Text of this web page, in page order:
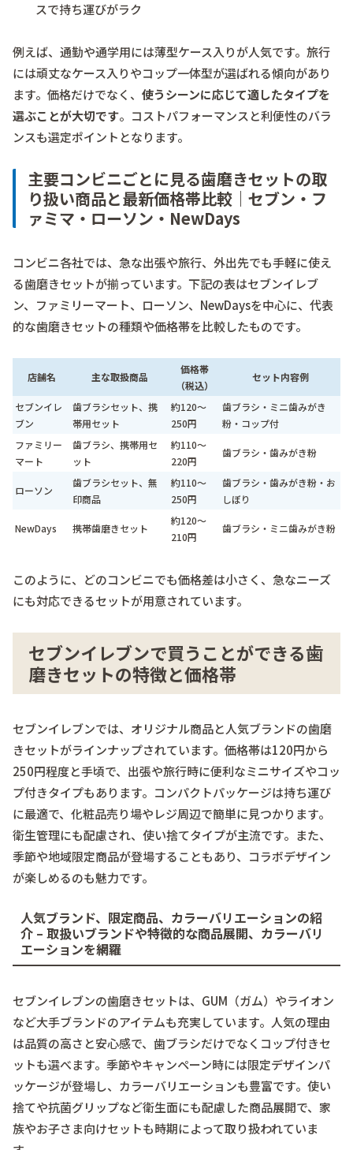
スで持ち運びがラク
例えば、通勤や通学用には薄型ケース入りが人気です。旅行
には頑丈なケース入りやコップ一体型が選ばれる傾向があり
ます。価格だけでなく、 使うシーンに応じて適したタイプを
選ぶことが大切です。コストパフォーマンスと利便性のバラ
ンスも選定ポイントとなります。
主要コンビニごとに見る歯磨きセットの取
り扱い商品と最新価格帯比較｜セブン・フ
ァミマ・ローソン・NewDays
コンビニ各社では、急な出張や旅行、外出先でも手軽に使え
る歯磨きセットが揃っています。下記の表はセブンイレブ
ン、ファミリーマート、ローソン、NewDaysを中心に、代表
的な歯磨きセットの種類や価格帯を比較したものです。
店舗名 主な取扱商品
価格帯
（税込）
セット内容例
セブンイレ
ブン
歯ブラシセット、携
帯用セット
約120～
250円
歯ブラシ・ミニ歯みがき
粉・コップ付
ファミリー
マート
歯ブラシ、携帯用セ
ット
約110～
220円
歯ブラシ・歯みがき粉
ローソン
歯ブラシセット、無
印商品
約110～
250円
歯ブラシ・歯みがき粉・お
しぼり
NewDays 携帯歯磨きセット
約120～
210円
歯ブラシ・ミニ歯みがき粉
このように、どのコンビニでも価格差は小さく、急なニーズ
にも対応できるセットが用意されています。
セブンイレブンで買うことができる歯
磨きセットの特徴と価格帯
セブンイレブンでは、オリジナル商品と人気ブランドの歯磨
きセットがラインナップされています。価格帯は120円から
250円程度と手頃で、出張や旅行時に便利なミニサイズやコッ
プ付きタイプもあります。コンパクトパッケージは持ち運び
に最適で、化粧品売り場やレジ周辺で簡単に見つかります。
衛生管理にも配慮され、使い捨てタイプが主流です。また、
季節や地域限定商品が登場することもあり、コラボデザイン
が楽しめるのも魅力です。
人気ブランド、限定商品、カラーバリエーションの紹
介 – 取扱いブランドや特徴的な商品展開、カラーバリ
エーションを網羅
セブンイレブンの歯磨きセットは、GUM（ガム）やライオン
など大手ブランドのアイテムも充実しています。人気の理由
は品質の高さと安心感で、 歯ブラシだけでなく コップ付きセ
ットも選べます。季節やキャンペーン時には限定デザインパ
ッケージが登場し、カラーバリエーションも豊富です。使い
捨てや抗菌グリップなど衛生面にも配慮した商品展開で、家
族やお子さま向けセットも時期によって取り扱われていま